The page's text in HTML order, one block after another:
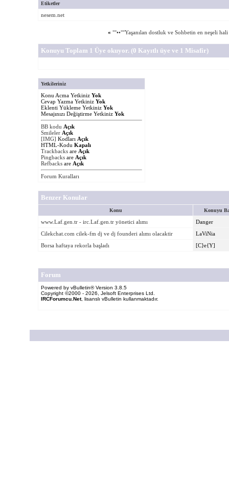
Etiketler
nesem.net
« °°••°°Yaşanılan dostluk ve Sohbetin en neşeli
Konuyu Toplam 1 Üye okuyor. (0 Kayıtlı üye ve 1 Misafir)
Yetkileriniz
Konu Acma Yetkiniz Yok
Cevap Yazma Yetkiniz Yok
Eklenti Yükleme Yetkiniz Yok
Mesajınızı Değiştirme Yetkiniz Yok
BB kodu Açık
Smileler Açık
[IMG] Kodları Açık
HTML-Kodu Kapalı
Trackbacks are Açık
Pingbacks are Açık
Refbacks are Açık
Forum Kuralları
Benzer Konular
Konu Konuyu
www.Laf.gen.tr - irc.Laf.gen.tr yönetici alımı
Danger
Cilekchat.com cilek-fm dj ve dj founderi alımı olacaktir
LaViNia
Borsa haftaya rekorla başladı
[C}e{Y]
Forum
Powered by vBulletin® Version 3.8.5
Copyright ©2000 - 2026, Jelsoft Enterprises Ltd.
IRCForumcu.Net, lisanslı vBulletin kullanmaktadır.